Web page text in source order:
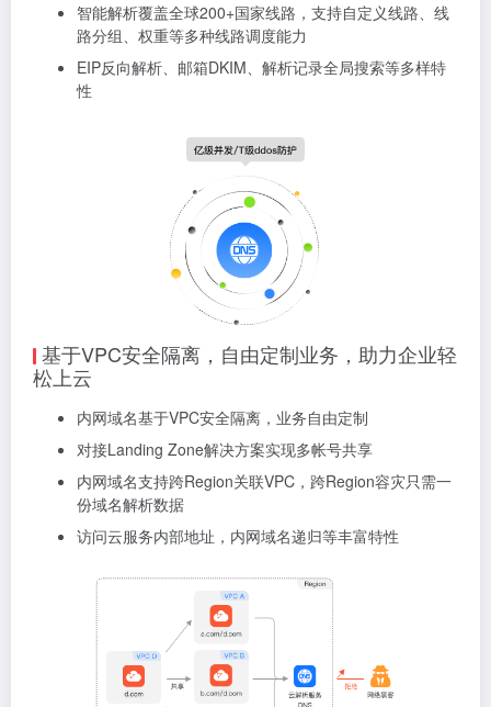
智能解析覆盖全球200+国家线路，支持自定义线路、线
路分组、权重等多种线路调度能力
EIP反向解析、邮箱DKIM、解析记录全局搜索等多样特
性
基于VPC安全隔离，自由定制业务，助力企业轻
松上云
内网域名基于VPC安全隔离，业务自由定制
对接Landing Zone解决方案实现多帐号共享
内网域名支持跨Region关联VPC，跨Region容灾只需一
份域名解析数据
访问云服务内部地址，内网域名递归等丰富特性